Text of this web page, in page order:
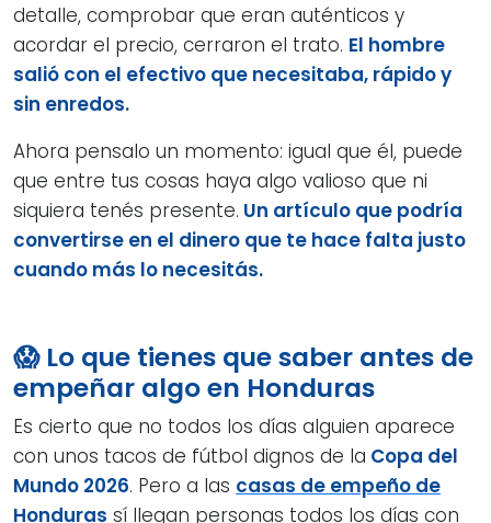
detalle, comprobar que eran auténticos y
acordar el precio, cerraron el trato. El hombre
salió con el efectivo que necesitaba, rápido y
sin enredos.
Ahora pensalo un momento: igual que él, puede
que entre tus cosas haya algo valioso que ni
siquiera tenés presente. Un artículo que podría
convertirse en el dinero que te hace falta justo
cuando más lo necesitás.
😱 Lo que tienes que saber antes de
empeñar algo en Honduras
Es cierto que no todos los días alguien aparece
con unos tacos de fútbol dignos de la Copa del
Mundo 2026. Pero a las casas de empeño de
Honduras sí llegan personas todos los días con